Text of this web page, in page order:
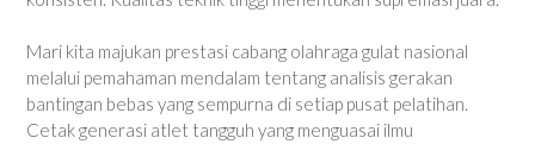
Mari kita majukan prestasi cabang olahraga gulat nasional
melalui pemahaman mendalam tentang analisis gerakan
bantingan bebas yang sempurna di setiap pusat pelatihan.
Cetak generasi atlet tangguh yang menguasai ilmu